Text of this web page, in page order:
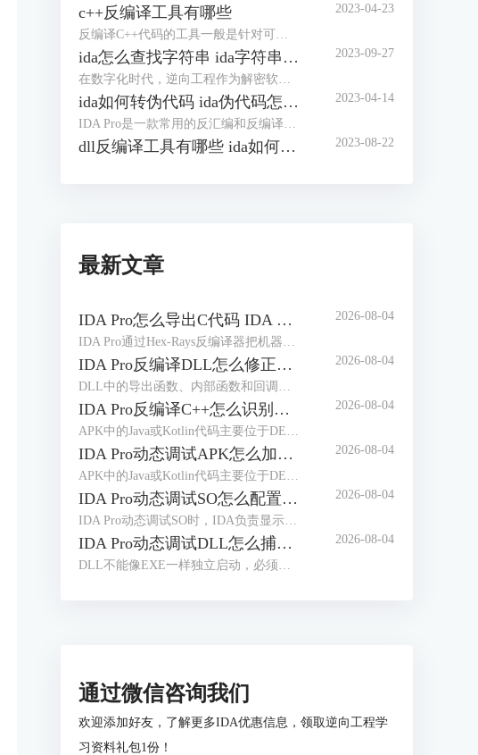
c++反编译工具有哪些 2023-04-23
ida怎么查找字符串 ida字符串窗口快捷键 2023-09-27
ida如何转伪代码 ida伪代码怎么看 2023-04-14
dll反编译工具有哪些 ida如何反编译修改dll文件 2023-08-22
最新文章
IDA Pro怎么导出C代码 IDA Pro导出的C代码缺少变量声明如何处理 2026-08-04
IDA Pro反编译DLL怎么修正调用约定 IDA Pro调用约定识别错误会造成什么影响 2026-08-04
IDA Pro反编译C++怎么识别虚函数 IDA Pro虚函数调用关系显示错误如何调整 2026-08-04
IDA Pro动态调试APK怎么加载符号 IDA Pro调试APK时符号名称缺失如何补全 2026-08-04
IDA Pro动态调试SO怎么配置远程服务器 IDA Pro远程调试连接频繁中断如何处理 2026-08-04
IDA Pro动态调试DLL怎么捕获模块加载 IDA Pro模块加载后断点没有触发是什么原因 2026-08-04
通过微信咨询我们
欢迎添加好友，了解更多IDA优惠信息，领取逆向工程学
习资料礼包1份！